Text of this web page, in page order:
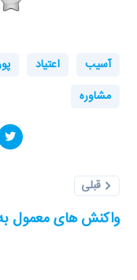
آسیب اعتیاد
مشاوره
قبلی
واکنش های معمول